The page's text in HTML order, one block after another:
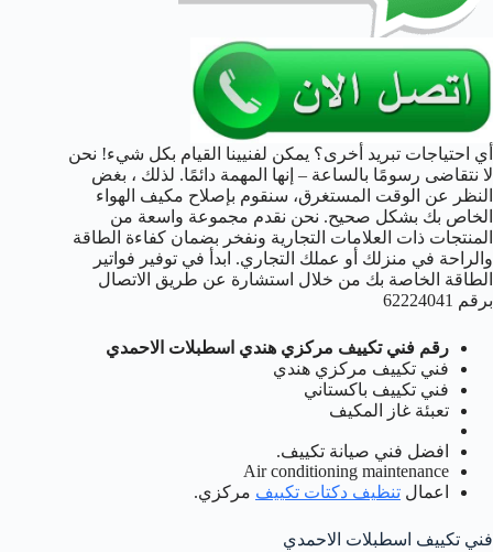
أي احتياجات تبريد أخرى؟ يمكن لفنيينا القيام بكل شيء! نحن
لا نتقاضى رسومًا بالساعة – إنها المهمة دائمًا. لذلك ، بغض
النظر عن الوقت المستغرق، سنقوم بإصلاح مكيف الهواء
الخاص بك بشكل صحيح. نحن نقدم مجموعة واسعة من
المنتجات ذات العلامات التجارية ونفخر بضمان كفاءة الطاقة
والراحة في منزلك أو عملك التجاري. ابدأ في توفير فواتير
الطاقة الخاصة بك من خلال استشارة عن طريق الاتصال
برقم 62224041
رقم فني تكييف مركزي هندي اسطبلات الاحمدي
فني تكييف مركزي هندي
فني تكييف باكستاني
تعبئة غاز المكيف
افضل فني صيانة تكييف.
Air conditioning maintenance
اعمال تنظيف دكتات تكييف مركزي.
فني تكييف اسطبلات الاحمدي